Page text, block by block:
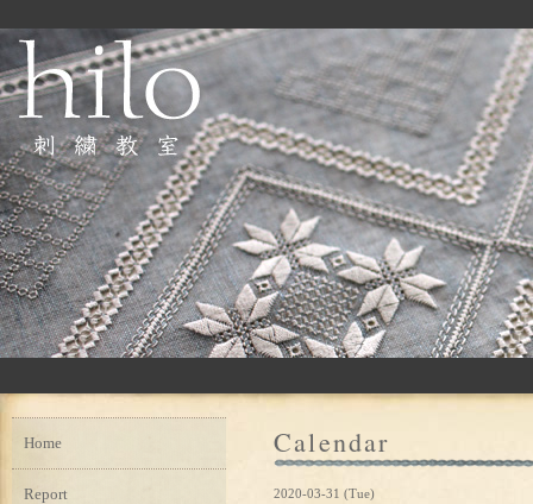
Calendar
2020-03-31 (Tue)
Home
Report